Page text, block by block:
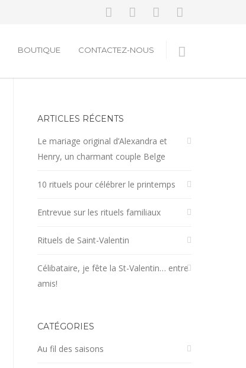
BOUTIQUE CONTACTEZ-NOUS
ARTICLES RÉCENTS
Le mariage original d’Alexandra et
Henry, un charmant couple Belge
10 rituels pour célébrer le printemps
Entrevue sur les rituels familiaux
Rituels de Saint-Valentin
Célibataire, je fête la St-Valentin… entre
amis!
CATÉGORIES
Au fil des saisons